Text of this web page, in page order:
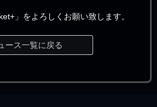
」をよろしくお願い致します。
ース一覧に戻る